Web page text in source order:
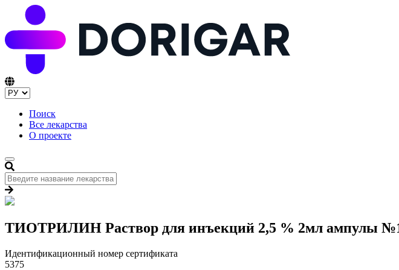
Поиск
Все лекарства
О проекте
ТИОТРИЛИН Раствор для инъекций 2,5 % 2мл ампулы
Идентификационный номер сертификата
5375